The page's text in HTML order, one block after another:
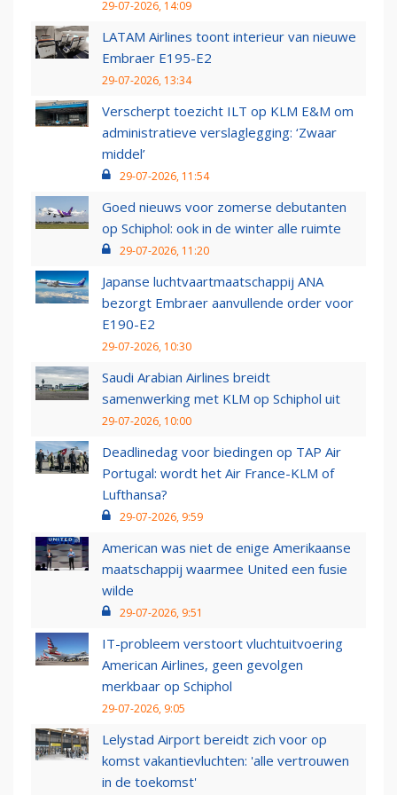
29-07-2026, 14:09
LATAM Airlines toont interieur van nieuwe
Embraer E195-E2
29-07-2026, 13:34
Verscherpt toezicht ILT op KLM E&M om
administratieve verslaglegging: ‘Zwaar
middel’
29-07-2026, 11:54
Goed nieuws voor zomerse debutanten
op Schiphol: ook in de winter alle ruimte
29-07-2026, 11:20
Japanse luchtvaartmaatschappij ANA
bezorgt Embraer aanvullende order voor
E190-E2
29-07-2026, 10:30
Saudi Arabian Airlines breidt
samenwerking met KLM op Schiphol uit
29-07-2026, 10:00
Deadlinedag voor biedingen op TAP Air
Portugal: wordt het Air France-KLM of
Lufthansa?
29-07-2026, 9:59
American was niet de enige Amerikaanse
maatschappij waarmee United een fusie
wilde
29-07-2026, 9:51
IT-probleem verstoort vluchtuitvoering
American Airlines, geen gevolgen
merkbaar op Schiphol
29-07-2026, 9:05
Lelystad Airport bereidt zich voor op
komst vakantievluchten: 'alle vertrouwen
in de toekomst'